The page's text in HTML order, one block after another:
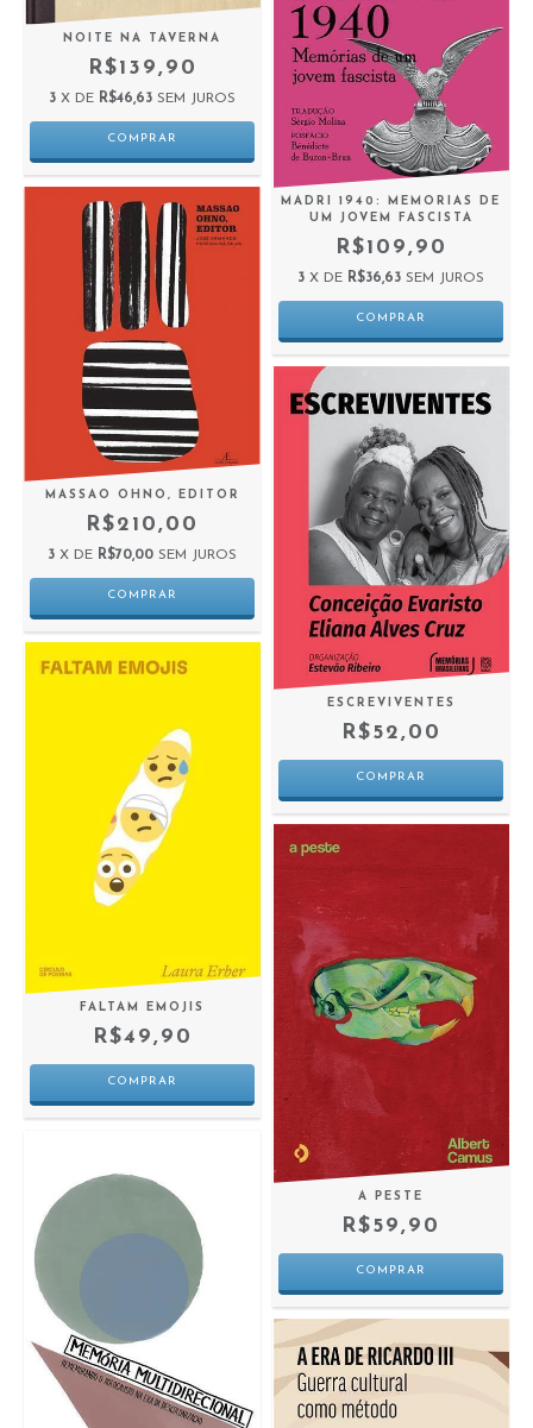
NOITE NA TAVERNA
R$139,90
3 X DE R$46,63 SEM JUROS
MADRI 1940: MEMORIAS DE
UM JOVEM FASCISTA
R$109,90
3 X DE R$36,63 SEM JUROS
MASSAO OHNO, EDITOR
R$210,00
3 X DE R$70,00 SEM JUROS
ESCREVIVENTES
R$52,00
FALTAM EMOJIS
R$49,90
A PESTE
R$59,90